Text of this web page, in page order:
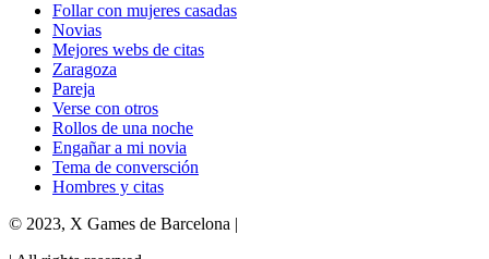
Follar con mujeres casadas
Novias
Mejores webs de citas
Zaragoza
Pareja
Verse con otros
Rollos de una noche
Engañar a mi novia
Tema de conversción
Hombres y citas
© 2023, X Games de Barcelona |